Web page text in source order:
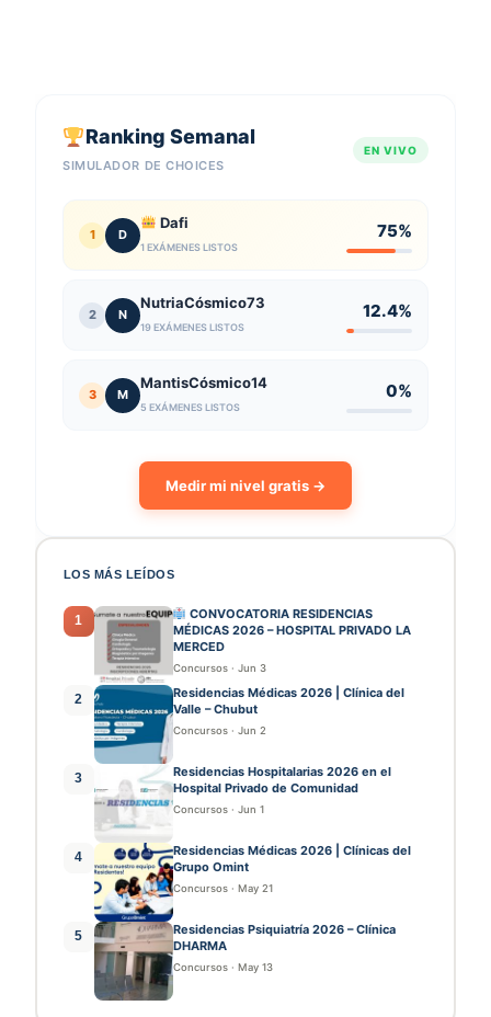
Ranking Semanal
SIMULADOR DE CHOICES
EN VIVO
1 D
Dafi
1 EXÁMENES LISTOS
75%
2 N
NutriaCósmico73
19 EXÁMENES LISTOS
12.4%
3 M
MantisCósmico14
5 EXÁMENES LISTOS
0%
Medir mi nivel gratis →
LOS MÁS LEÍDOS
1
CONVOCATORIA RESIDENCIAS
MÉDICAS 2026 – HOSPITAL PRIVADO LA
MERCED
Concursos · Jun 3
2
Residencias Médicas 2026 | Clínica del
Valle – Chubut
Concursos · Jun 2
3
Residencias Hospitalarias 2026 en el
Hospital Privado de Comunidad
Concursos · Jun 1
4
Residencias Médicas 2026 | Clínicas del
Grupo Omint
Concursos · May 21
5
Residencias Psiquiatría 2026 – Clínica
DHARMA
Concursos · May 13